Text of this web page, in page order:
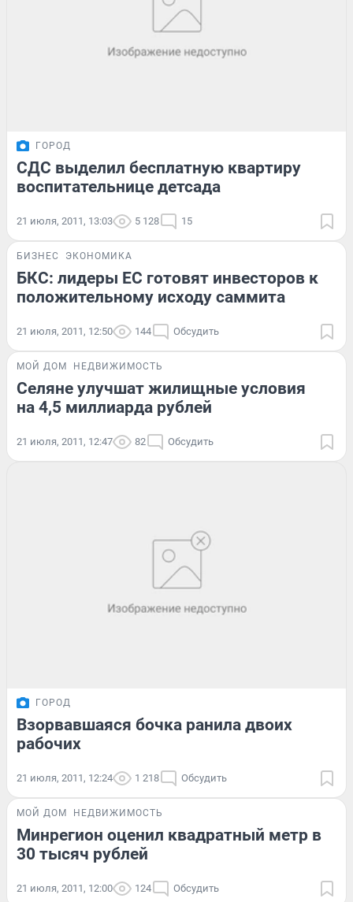
ГОРОД
СДС выделил бесплатную квартиру
воспитательнице детсада
21 июля, 2011, 13:03 5 128 15
БИЗНЕС ЭКОНОМИКА
БКС: лидеры ЕС готовят инвесторов к
положительному исходу саммита
21 июля, 2011, 12:50 144 Обсудить
МОЙ ДОМ НЕДВИЖИМОСТЬ
Селяне улучшат жилищные условия
на 4,5 миллиарда рублей
21 июля, 2011, 12:47 82 Обсудить
ГОРОД
Взорвавшаяся бочка ранила двоих
рабочих
21 июля, 2011, 12:24 1 218 Обсудить
МОЙ ДОМ НЕДВИЖИМОСТЬ
Минрегион оценил квадратный метр в
30 тысяч рублей
21 июля, 2011, 12:00 124 Обсудить